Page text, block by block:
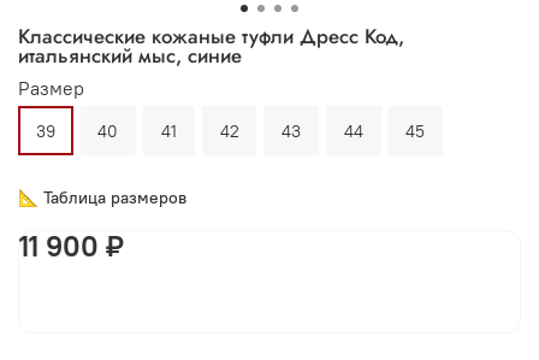
Классические кожаные туфли Дресс Код,
итальянский мыс, синие
Размер
39 40 41 42 43 44 45
📐 Таблица размеров
11 900 ₽